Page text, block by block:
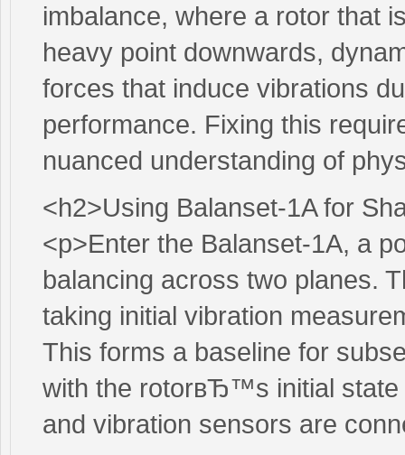
imbalance, where a rotor that
heavy point downwards,
forces that induce vibrations
performance. Fixing this
nuanced understanding of
<h2>Using Balanset-1A for
<p>Enter the Balanset-1A, a
balancing across two planes.
taking initial vibration
This forms a baseline for
with the rotorвЂ™s initial state
and vibration sensors are